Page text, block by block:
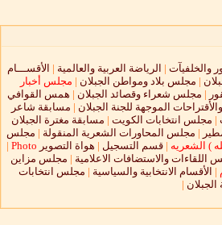
والخلفيآت | الرياضة العربية والعالمية | الأقســـام
| مجلس بلاد ومواطن الجبلان | مجلس أخبار
| مجلس شعراء وقصائد الجبلان | همس القوافي
الموجهة للجنة الجبلان | مسابقة شاعر
| مجلس انتخابات الكويت | مسابقة مغترة الجبلان
| مجلس المحاورات الشعرية المنقولة | مجلس
) الشعريه | قسم التسجيل | هواة التصوير Photo
|
اللقاءات والاستضافات الاعلامية | مجلس مزاين
| الأقسام الانتخابية والسياسية | مجلس انتخابات
|